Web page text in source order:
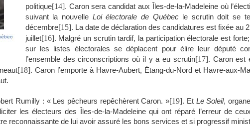
politique[14]. Caron sera candidat aux Îles-de-la-Madeleine où
suivant la nouvelle Loi électorale de Québecle scrutin doit se
décembre[15]. La date de déclaration des candidatures est fixée au
juillet[16]. Malgré un scrutin tardif, la participation électorale est
sur les listes électorales se déplacent pour élire leur député
l’ensemble des circonscriptions où il y a eu scrutin[17]. Caron est
[18]. Caron l’emporte à Havre-Aubert, Étang-du-Nord et Havre-aux-
Rumilly : « Les pêcheurs repêchèrent Caron. »[19]. Et Le Soleil,
les électeurs des Îles-de-la-Madeleine qui ont réparé l’erreur de
reconnaissante de lui avoir assuré les bons services et si progressif